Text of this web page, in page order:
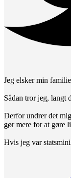
Jeg elsker min
Sådan tror jeg, langt
Derfor undrer det
gør mere for at gøre
Hvis jeg var